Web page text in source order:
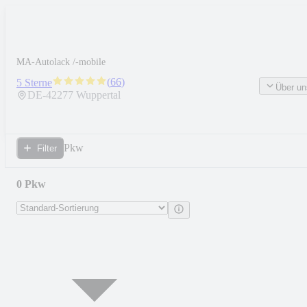
MA-Autolack /-mobile
5 Sterne (66)
DE-42277 Wuppertal
Über
Filter Pkw
0 Pkw